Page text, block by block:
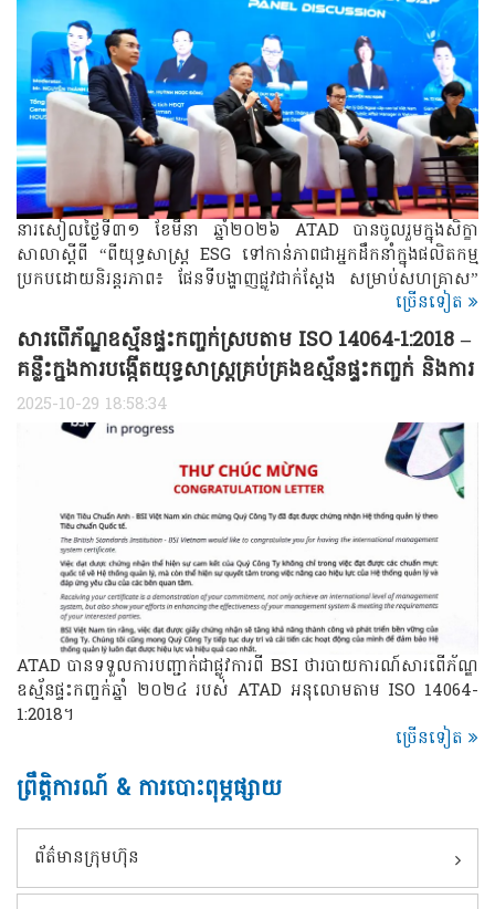
នារសៀលថ្ងៃទី៣១ ខែមីនា ឆ្នាំ២០២៦ ATAD បានចូលរួមក្នុងសិក្ខា
សាលាស្តីពី “ពីយុទ្ធសាស្ត្រ ESG ទៅកាន់ភាពជាអ្នកដឹកនាំក្នុងផលិតកម្ម
ប្រកបដោយនិរន្តរភាព៖ ផែនទីបង្ហាញផ្លូវជាក់ស្តែង សម្រាប់សហគ្រាស”
ដែលសហការរៀបចំដោយ Becamex Binh Dinh សហការជាមួយ
Houselink និង Glassdome ។
ច្រើនទៀត
សារពើភ័ណ្ឌឧស្ម័នផ្ទះកញ្ចក់ស្របតាម ISO 14064-1:2018 –
គន្លឹះក្នុងការបង្កើតយុទ្ធសាស្ត្រគ្រប់គ្រងឧស្ម័នផ្ទះកញ្ចក់ និងការ
អភិវឌ្ឍប្រកបដោយចីរភាព
2025-10-29 18:58:34
ATAD បានទទួលការបញ្ជាក់ជាផ្លូវការពី BSI ថារបាយការណ៍សារពើភ័ណ្ឌ
ឧស្ម័នផ្ទះកញ្ចក់ឆ្នាំ ២០២៤ របស់ ATAD អនុលោមតាម ISO 14064-
1:2018។
ច្រើនទៀត
ព្រឹត្តិការណ៍ & ការបោះពុម្ភផ្សាយ
ព័ត៌មានក្រុមហ៊ុន